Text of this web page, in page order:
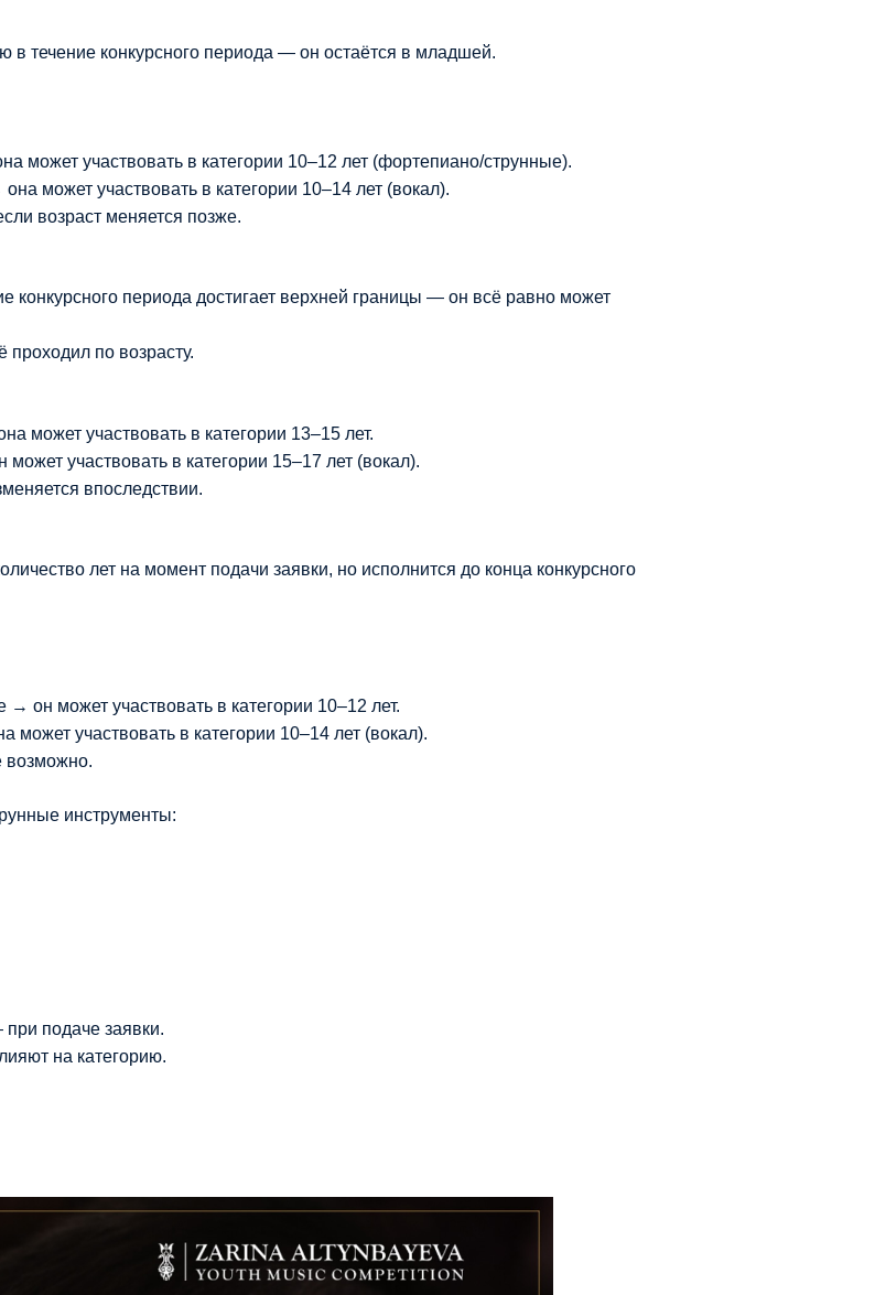
в течение конкурсного периода — он остаётся в младшей.
может участвовать в категории 10–12 лет (фортепиано/струнные).
может участвовать в категории 10–14 лет (вокал).
возраст меняется позже.
конкурсного периода достигает верхней границы — он всё равно может
по возрасту.
может участвовать в категории 13–15 лет.
участвовать в категории 15–17 лет (вокал).
впоследствии.
лет на момент подачи заявки, но исполнится до конца конкурсного
он может участвовать в категории 10–12 лет.
участвовать в категории 10–14 лет (вокал).
возможно.
инструменты:
подаче заявки.
на категорию.